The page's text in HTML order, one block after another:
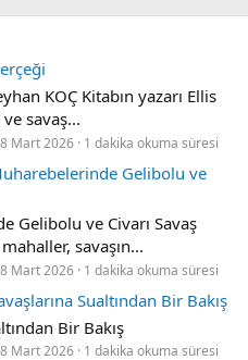
KOÇ Kitabın yazarı Ellis
savaş...
Mart 2026 1 dakika okuma süresi
Gelibolu ve
Gelibolu ve Civarı Savaş
savaşın...
Mart 2026 1 dakika okuma süresi
Sualtından Bir Bakış
Bir Bakış
Mart 2026 1 dakika okuma süresi